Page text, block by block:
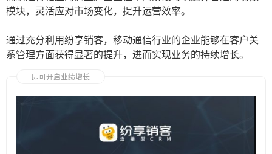
模块，灵活应对市场变化，提升运营效率。
通过充分利用纷享销客，移动通信行业的企业能够在客户关
系管理方面获得显著的提升，进而实现业务的持续增长。
即可开启业绩增长